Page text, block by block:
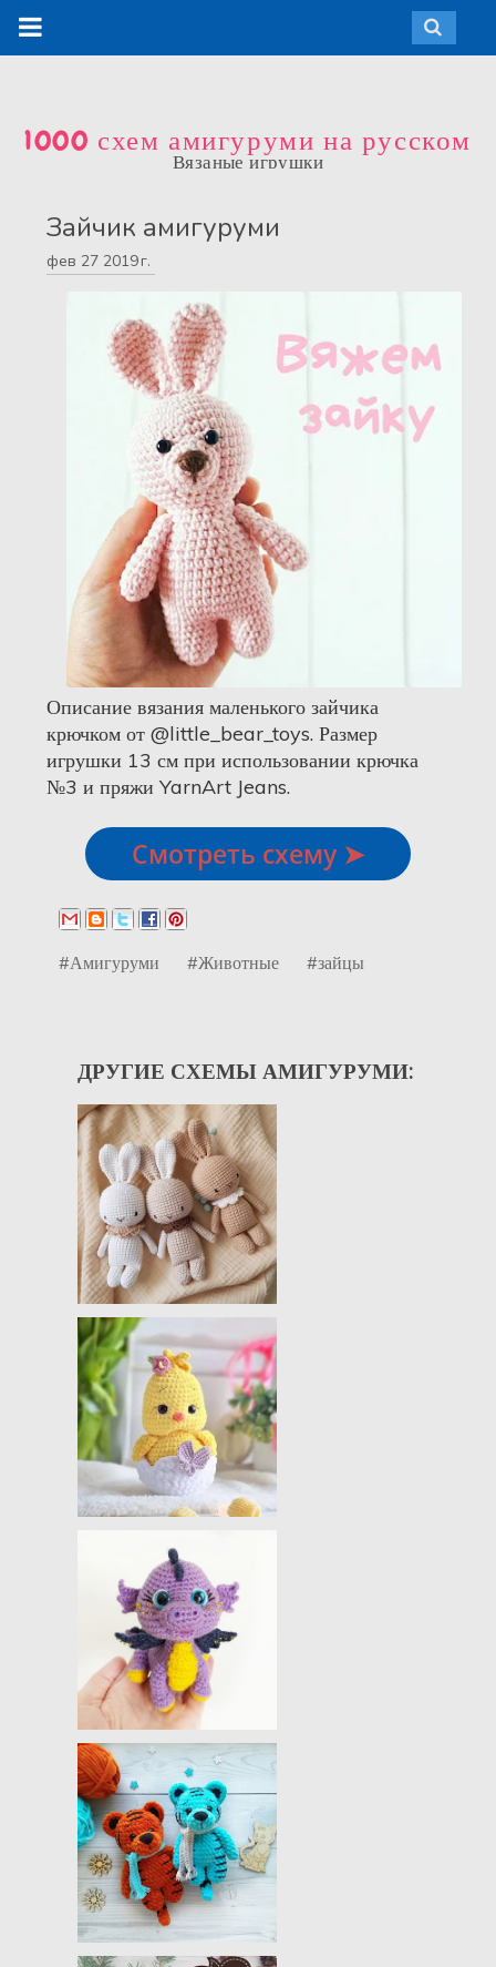
1000 схем амигуруми на русском
Вязаные игрушки
Зайчик амигуруми
фев 27 2019 г.
Описание вязания маленького зайчика
крючком от @little_bear_toys. Размер
игрушки 13 см при использовании крючка
№3 и пряжи YarnArt Jeans.
Смотреть схему ➤
#Амигуруми #Животные #зайцы
ДРУГИЕ СХЕМЫ АМИГУРУМИ: